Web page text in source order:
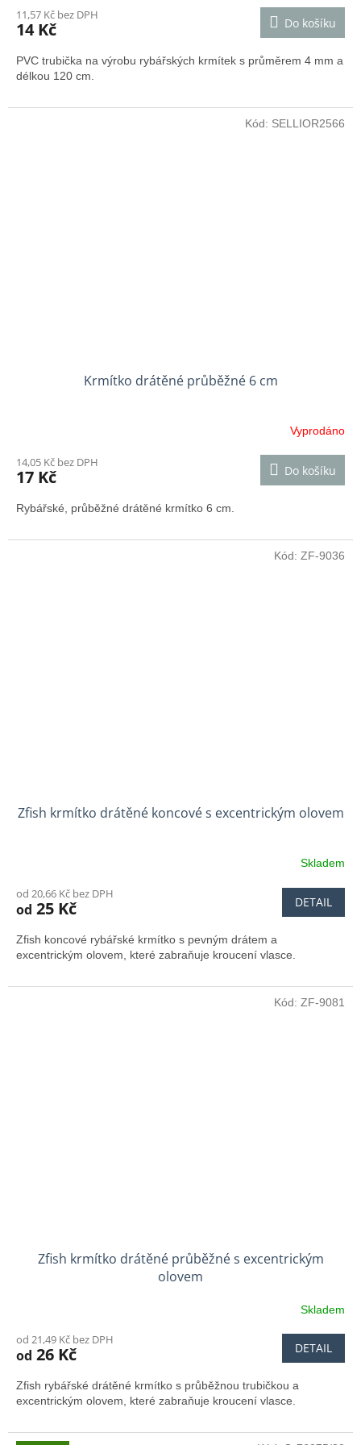
11,57 Kč bez DPH
14 Kč Do košíku
PVC trubička na výrobu rybářských krmítek s průměrem 4 mm a
délkou 120 cm.
Krmítko drátěné průběžné 6 cm
Vyprodáno
14,05 Kč bez DPH
17 Kč Do košíku
Rybářské, průběžné drátěné krmítko 6 cm.
Kód: SELLIOR2566
Zfish krmítko drátěné koncové s excentrickým olovem
Skladem
od 20,66 Kč bez DPH
od 25 Kč DETAIL
Zfish koncové rybářské krmítko s pevným drátem a
excentrickým olovem, které zabraňuje kroucení vlasce.
Kód: ZF-9036
Zfish krmítko drátěné průběžné s excentrickým
olovem
Skladem
od 21,49 Kč bez DPH
od 26 Kč DETAIL
Zfish rybářské drátěné krmítko s průběžnou trubičkou a
excentrickým olovem, které zabraňuje kroucení vlasce.
Kód: ZF-9081